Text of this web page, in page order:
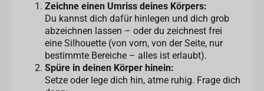
Zeichne einen Umriss deines Körpers:
Du kannst dich dafür hinlegen und dich grob
abzeichnen lassen – oder du zeichnest frei
eine Silhouette (von vorn, von der Seite, nur
bestimmte Bereiche – alles ist erlaubt).
Spüre in deinen Körper hinein:
Setze oder lege dich hin, atme ruhig. Frage dich